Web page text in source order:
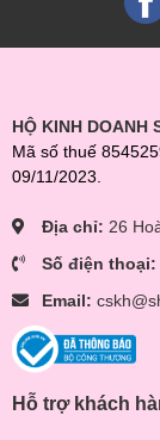
HỘ KINH DOANH
Mã số thuế
09/11/2023.
Địa chỉ: 26
Số điện thoại:
Email:
Hỗ trợ khách